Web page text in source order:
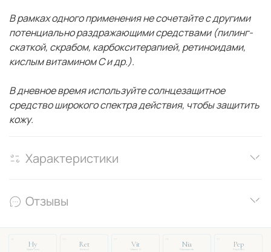
В рамках одного применения не сочетайте с другими
потенциально раздражающими средствами (пилинг-
скаткой, скрабом, карбокситерапией, ретиноидами,
кислым витамином С и др.).
В дневное время используйте солнцезащитное
средство широкого спектра действия, чтобы защитить
кожу.
Характеристики
Отзывы
14
Hy
Hyaluronic
Ret
Retinol
Vit
Vitamin C
Nia
Niacinamide
Pep
Peptides